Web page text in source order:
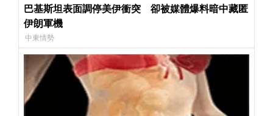
巴基斯坦表面調停美伊衝突 卻被媒體爆料暗中藏匿
伊朗軍機
中東情勢